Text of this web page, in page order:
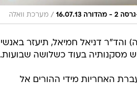
16.07.13
/ מערכת וואלה
והד"ר דניאל חמיאל, תיעזר באנשי
מסקנותיה בעוד כשלושה שבועות.
האחריות מידי ההורים אל